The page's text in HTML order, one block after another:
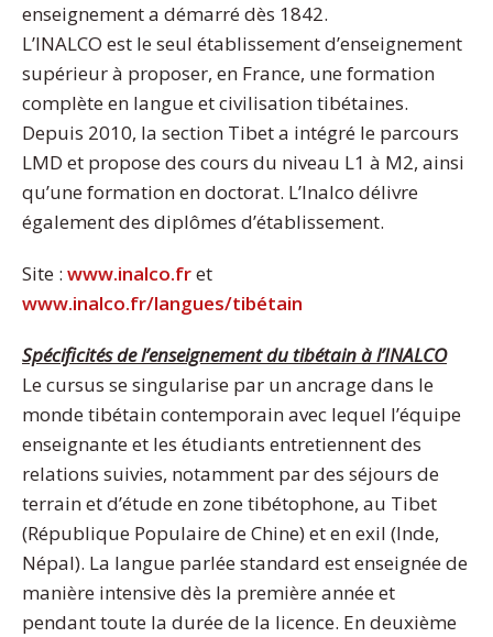
enseignement a démarré dès 1842.
L’INALCO est le seul établissement d’enseignement
supérieur à proposer, en France, une formation
complète en langue et civilisation tibétaines.
Depuis 2010, la section Tibet a intégré le parcours
LMD et propose des cours du niveau L1 à M2, ainsi
qu’une formation en doctorat. L’Inalco délivre
également des diplômes d’établissement.
Site : www.inalco.fret
www.inalco.fr/langues/tibétain
Spécificités de l’enseignement du tibétain à l’INALCO
Le cursus se singularise par un ancrage dans le
monde tibétain contemporain avec lequel l’équipe
enseignante et les étudiants entretiennent des
relations suivies, notamment par des séjours de
terrain et d’étude en zone tibétophone, au Tibet
(République Populaire de Chine) et en exil (Inde,
Népal). La langue parlée standard est enseignée de
manière intensive dès la première année et
pendant toute la durée de la licence. En deuxième